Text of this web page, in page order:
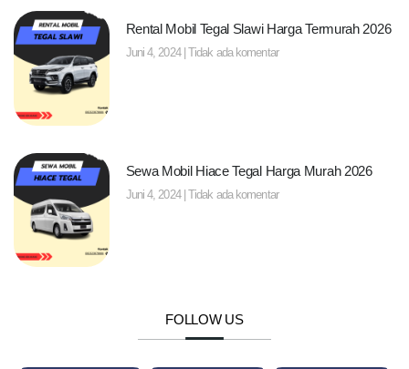
Rental Mobil Tegal Slawi Harga Termurah 2026
Juni 4, 2024 Tidak ada komentar
Sewa Mobil Hiace Tegal Harga Murah 2026
Juni 4, 2024 Tidak ada komentar
FOLLOW US